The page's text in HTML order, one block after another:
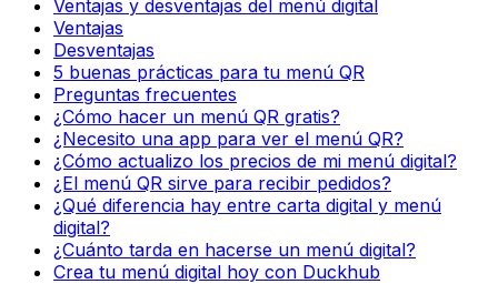
Ventajas y desventajas del menú digital
Ventajas
Desventajas
5 buenas prácticas para tu menú QR
Preguntas frecuentes
¿Cómo hacer un menú QR gratis?
¿Necesito una app para ver el menú QR?
¿Cómo actualizo los precios de mi menú digital?
¿El menú QR sirve para recibir pedidos?
¿Qué diferencia hay entre carta digital y menú
digital?
¿Cuánto tarda en hacerse un menú digital?
Crea tu menú digital hoy con Duckhub